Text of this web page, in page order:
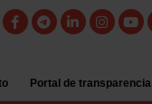
Portal de transparencia